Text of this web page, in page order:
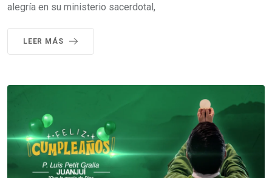
alegría en su ministerio sacerdotal,
LEER MÁS